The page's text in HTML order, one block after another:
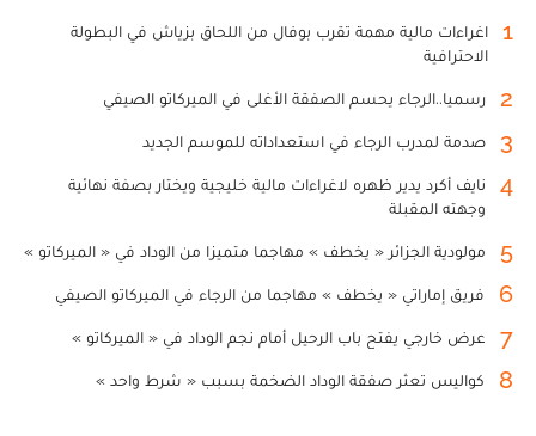
1
اغراءات مالية مهمة تقرب بوفال من اللحاق بزياش في البطولة
الاحترافية
2 رسميا..الرجاء يحسم الصفقة الأغلى في الميركاتو الصيفي
3 صدمة لمدرب الرجاء في استعداداته للموسم الجديد
4
نايف أكرد يدير ظهره لاغراءات مالية خليجية ويختار بصفة نهائية
وجهته المقبلة
5 مولودية الجزائر « يخطف » مهاجما متميزا من الوداد في « الميركاتو »
6 فريق إماراتي « يخطف » مهاجما من الرجاء في الميركاتو الصيفي
7 عرض خارجي يفتح باب الرحيل أمام نجم الوداد في « الميركاتو »
8 كواليس تعثر صفقة الوداد الضخمة بسبب « شرط واحد »